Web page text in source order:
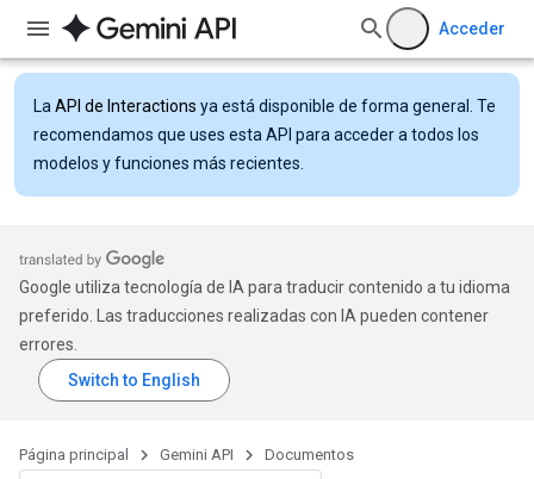
Acceder
La API de Interactions ya está disponible de forma general. Te
recomendamos que uses esta API para acceder a todos los
modelos y funciones más recientes.
Google utiliza tecnología de IA para traducir contenido a tu idioma
preferido. Las traducciones realizadas con IA pueden contener
errores.
Página principal Gemini API Documentos